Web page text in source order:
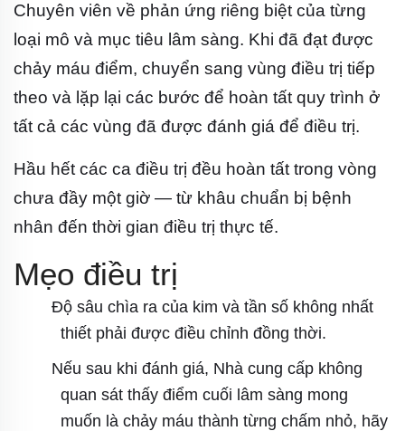
Chuyên viên về phản ứng riêng biệt của từng
loại mô và mục tiêu lâm sàng. Khi đã đạt được
chảy máu điểm, chuyển sang vùng điều trị tiếp
theo và lặp lại các bước để hoàn tất quy trình ở
tất cả các vùng đã được đánh giá để điều trị.
Hầu hết các ca điều trị đều hoàn tất trong vòng
chưa đầy một giờ — từ khâu chuẩn bị bệnh
nhân đến thời gian điều trị thực tế.
Mẹo điều trị
Độ sâu chìa ra của kim và tần số không nhất
thiết phải được điều chỉnh đồng thời.
Nếu sau khi đánh giá, Nhà cung cấp không
quan sát thấy điểm cuối lâm sàng mong
muốn là chảy máu thành từng chấm nhỏ, hãy